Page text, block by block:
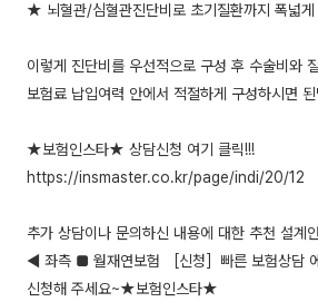
★ 뇌혈관/심혈관진단비로 초기질환까지 폭넓게
이렇게 진단비를 우선적으로 구성 후 수술비와
보험료 납입여력 안에서 적절하게 구성하시면
★보험인스타★ 상담신청 여기 클릭!!!
https://insmaster.co.kr/page/indi/20/12
추가 상담이나 문의하신 내용에 대한 추천 설계
◀ 좌측 ■ 월재연보험 ［신청］빠른 보험상담